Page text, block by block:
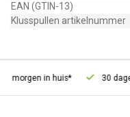
EAN (GTIN-13)
Klusspullen artikelnummer
morgen in huis* 30